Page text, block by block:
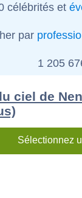
célébrités et
par
1 205
ciel de
Sélectionnez